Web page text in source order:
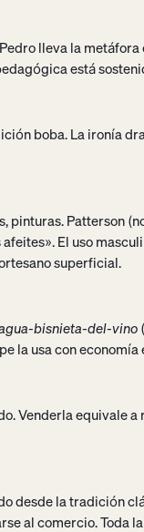
lleva la
está
boba. La ironía
Patterson
El uso
superficial.
bisnieta-del-vino
la usa con economía
Venderla equivale
desde la tradición
al comercio. Toda